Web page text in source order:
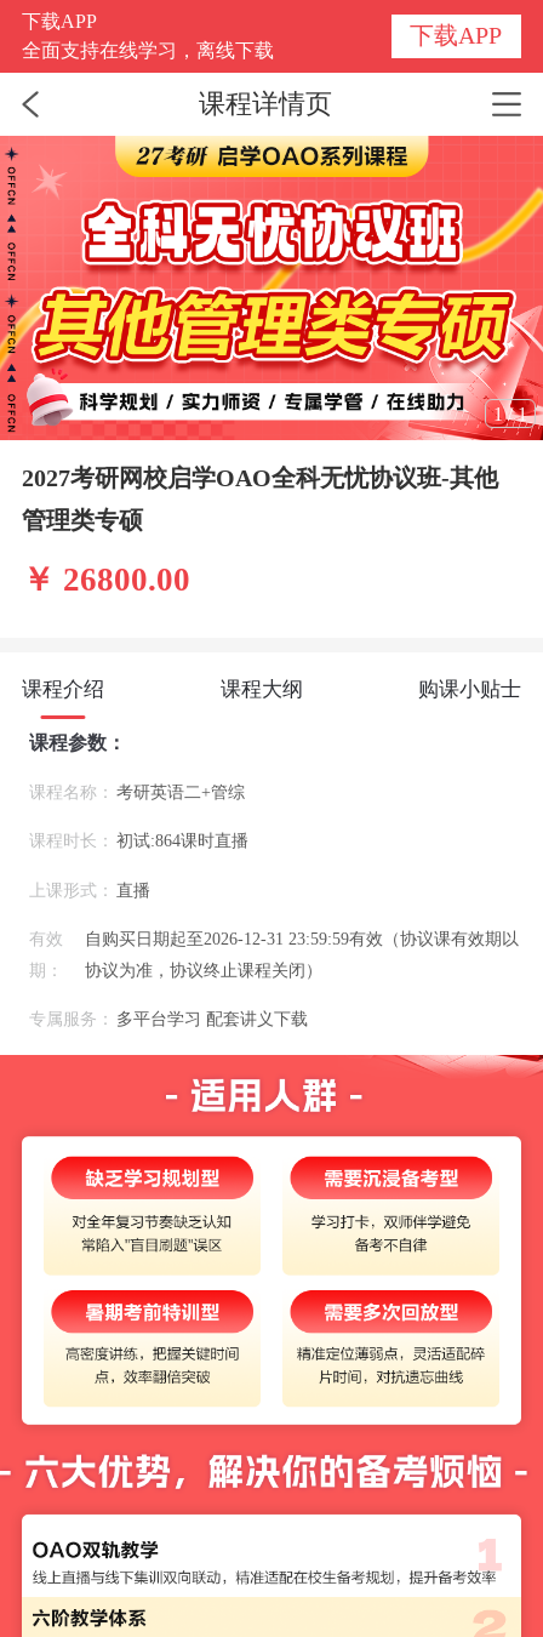
下载APP
全面支持在线学习，离线下载
下载APP
课程详情页
1/1
2027考研网校启学OAO全科无忧协议班-其他
管理类专硕
￥ 26800.00
课程介绍 课程大纲 购课小贴士
课程参数：
课程名称： 考研英语二+管综
课程时长： 初试:864课时直播
上课形式： 直播
有效
期：
自购买日期起至2026-12-31 23:59:59有效（协议课有效期以
协议为准，协议终止课程关闭）
专属服务： 多平台学习 配套讲义下载